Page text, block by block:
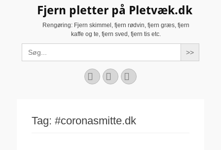
Fjern pletter på Pletvæk.dk
Rengøring: Fjern skimmel, fjern rødvin, fjern græs, fjern
kaffe og te, fjern sved, fjern tis etc.
Search
for:
Facebook
YouTubeInstagram
Tag: #coronasmitte.dk